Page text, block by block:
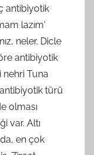
antibiyotik
lazım'
neler. Dicle
antibiyotik
nehri Tuna
türü
olması
var. Altı
en çok